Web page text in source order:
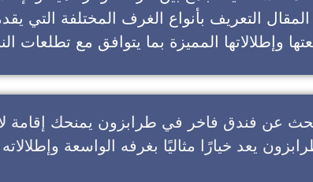
التعريف بأنواع الغرف المختلفة التي
وإطلالاتها المميزة بما يتوافق مع تطلعات
عن فندق فاخر في طرابزون يمنحك إقامة
يعد خيارًا مثاليًا بغرفه الواسعة